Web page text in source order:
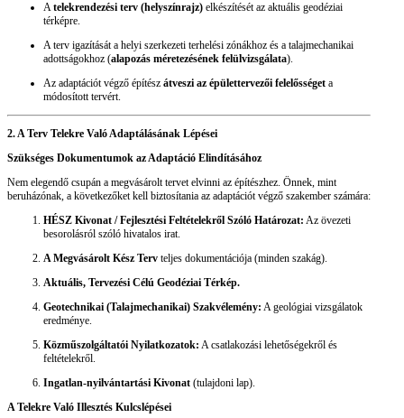
Atelekrendezési terv (helyszínrajz) elkészítését az aktuális geodéziai
térképre.
A terv igazítását a helyi szerkezeti terhelési zónákhoz és a talajmechanikai
adottságokhoz (alapozás méretezésének felülvizsgálata).
Az adaptációt végző építész átveszi az épülettervezői felelősséget a
módosított tervért.
2. A Terv Telekre Való Adaptálásának Lépései
Szükséges Dokumentumok az Adaptáció Elindításához
Nem elegendő csupán a megvásárolt tervet elvinni az építészhez. Önnek, mint
beruházónak, a következőket kell biztosítania az adaptációt végző szakember számára:
HÉSZ Kivonat / Fejlesztési Feltételekről Szóló Határozat: Az övezeti
besorolásról szóló hivatalos irat.
A Megvásárolt Kész Terv teljes dokumentációja (minden szakág).
Aktuális, Tervezési Célú Geodéziai Térkép.
Geotechnikai (Talajmechanikai) Szakvélemény: A geológiai vizsgálatok
eredménye.
Közműszolgáltatói Nyilatkozatok: A csatlakozási lehetőségekről és
feltételekről.
Ingatlan-nyilvántartási Kivonat (tulajdoni lap).
A Telekre Való Illesztés Kulcslépései